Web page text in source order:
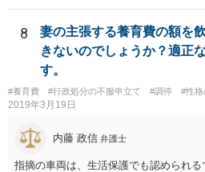
など公益的な側面のある業種ですと、
られた理由以外での利用拒否は禁止さ
スクなしだけでの利用拒否は問題とな
ては慰謝料の請求は認められないと考
8
妻の主張する養育費の額を
きないのでしょうか？適正
す。
#養育費 #行政処分の不服申立て #調停 #性
2019年3月19日
内藤 政信 弁護士
指摘の車両は、生活保護でも認められる